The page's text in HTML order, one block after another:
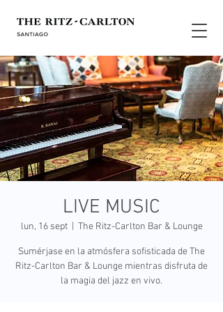
LIVE MUSIC
lun, 16 sept
  |
The Ritz-Carlton Bar & Lounge
Sumérjase en la atmósfera sofisticada de The
Ritz-Carlton Bar & Lounge mientras disfruta de
la magia del jazz en vivo.